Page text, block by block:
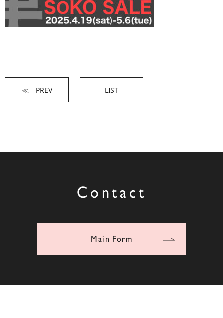
≪ PREV LIST
Contact
Main Form